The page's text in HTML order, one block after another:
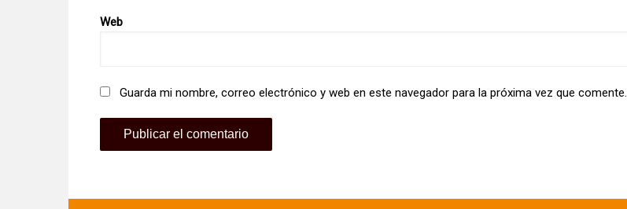
Web
Guarda mi nombre, correo electrónico y web en este navegador para la próxima vez que comente.